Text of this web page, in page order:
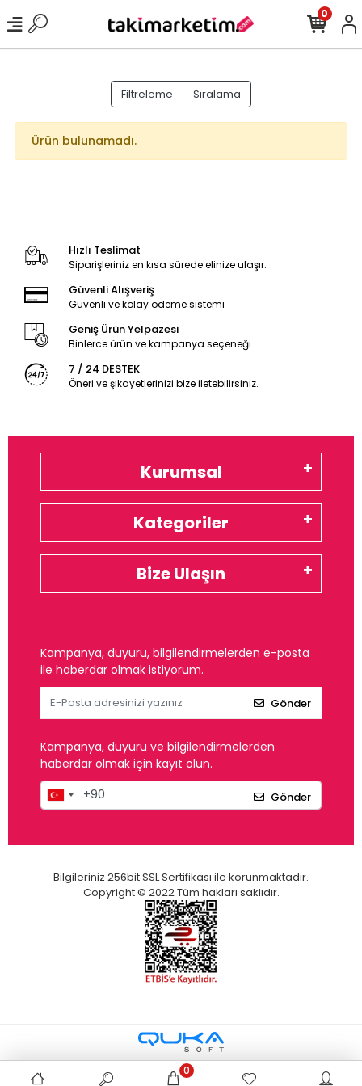
0
Filtreleme Sıralama
Ürün bulunamadı.
Hızlı Teslimat
Siparişleriniz en kısa sürede elinize ulaşır.
Güvenli Alışveriş
Güvenli ve kolay ödeme sistemi
Geniş Ürün Yelpazesi
Binlerce ürün ve kampanya seçeneği
7 / 24 DESTEK
Öneri ve şikayetlerinizi bize iletebilirsiniz.
Kurumsal
Kategoriler
Bize Ulaşın
Kampanya, duyuru, bilgilendirmelerden e-posta
ile haberdar olmak istiyorum.
Gönder
Kampanya, duyuru ve bilgilendirmelerden
haberdar olmak için kayıt olun.
Gönder
Bilgileriniz 256bit SSL Sertifikası ile korunmaktadır.
Copyright © 2022 Tüm hakları saklıdır.
0